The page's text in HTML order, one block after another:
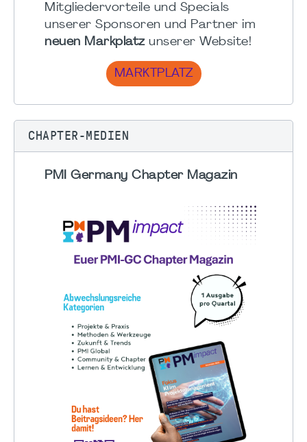
Mitgliedervorteile und Specials
unserer Sponsoren und Partner im
neuen Markplatzunserer Website!
MARKTPLATZ
CHAPTER-MEDIEN
PMI Germany Chapter Magazin